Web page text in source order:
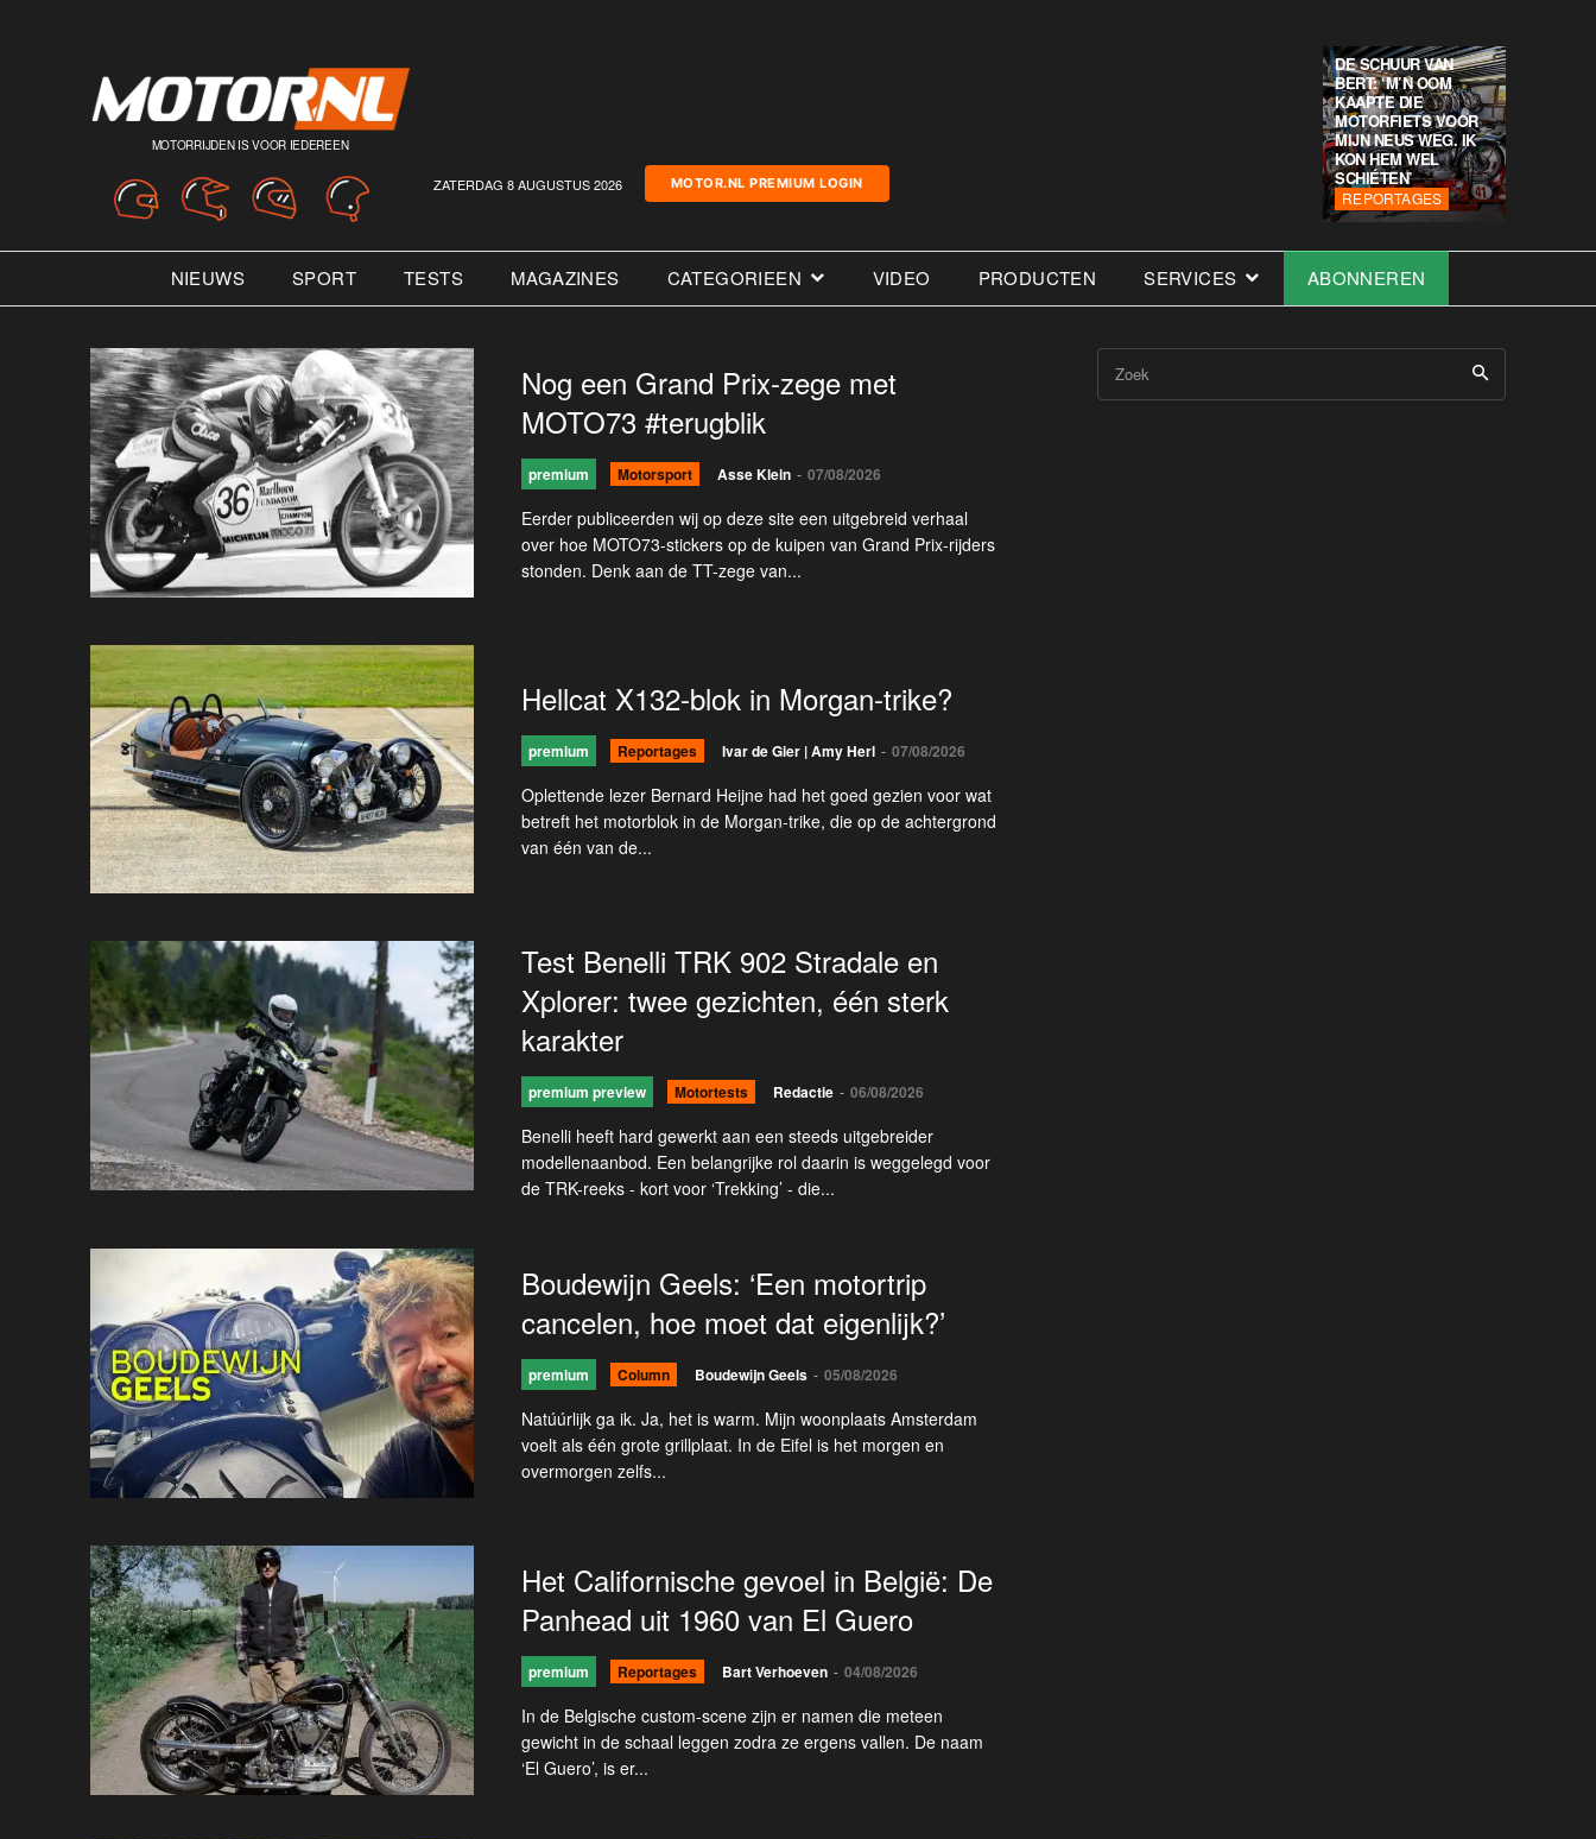
MOTORRIJDEN IS VOOR IEDEREEN
ZATERDAG 8 AUGUSTUS 2026 MOTOR.NL PREMIUM LOGIN
DE SCHUUR VAN
BERT: ‘M’N OOM
KAAPTE DIE
MOTORFIETS VOOR
MIJN NEUS WEG. IK
KON HEM WEL
SCHIÉTEN’
REPORTAGES
NIEUWS SPORT TESTS MAGAZINES CATEGORIEEN VIDEO PRODUCTEN SERVICES ABONNEREN
Nog een Grand Prix-zege met
MOTO73 #terugblik
premium Motorsport Asse Klein - 07/08/2026
Eerder publiceerden wij op deze site een uitgebreid verhaal
over hoe MOTO73-stickers op de kuipen van Grand Prix-rijders
stonden. Denk aan de TT-zege van...
Hellcat X132-blok in Morgan-trike?
premium Reportages Ivar de Gier | Amy Herl - 07/08/2026
Oplettende lezer Bernard Heijne had het goed gezien voor wat
betreft het motorblok in de Morgan-trike, die op de achtergrond
van één van de...
Test Benelli TRK 902 Stradale en
Xplorer: twee gezichten, één sterk
karakter
premium preview Motortests Redactie - 06/08/2026
Benelli heeft hard gewerkt aan een steeds uitgebreider
modellenaanbod. Een belangrijke rol daarin is weggelegd voor
de TRK-reeks - kort voor ‘Trekking’ - die...
Boudewijn Geels: ‘Een motortrip
cancelen, hoe moet dat eigenlijk?’
premium Column Boudewijn Geels - 05/08/2026
Natúúrlijk ga ik. Ja, het is warm. Mijn woonplaats Amsterdam
voelt als één grote grillplaat. In de Eifel is het morgen en
overmorgen zelfs...
Het Californische gevoel in België: De
Panhead uit 1960 van El Guero
premium Reportages Bart Verhoeven - 04/08/2026
In de Belgische custom-scene zijn er namen die meteen
gewicht in de schaal leggen zodra ze ergens vallen. De naam
‘El Guero’, is er...
Zoek